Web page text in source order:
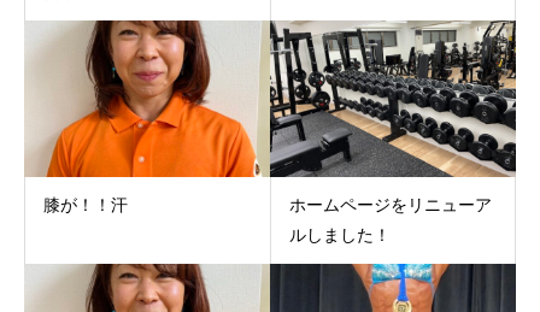
膝が！！汗
ホームページをリニューア
ルしました！